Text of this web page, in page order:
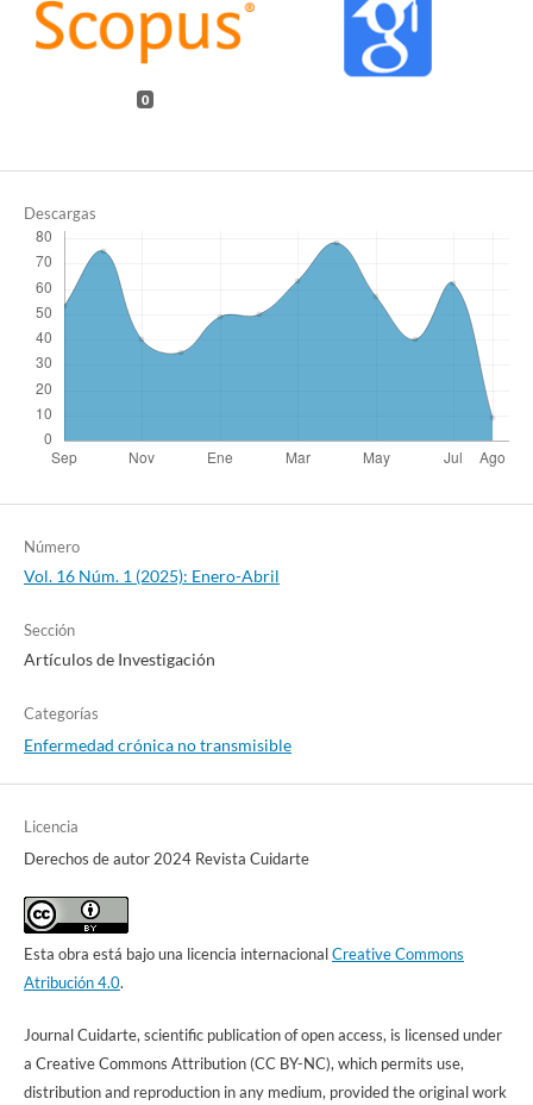
0
Descargas
Número
Vol. 16 Núm. 1 (2025): Enero-Abril
Sección
Artículos de Investigación
Categorías
Enfermedad crónica no transmisible
Licencia
Derechos de autor 2024 Revista Cuidarte
Esta obra está bajo una licencia internacionalCreative Commons
Atribución 4.0.
Journal Cuidarte, scientific publication of open access, is licensed under
a Creative Commons Attribution (CC BY-NC), which permits use,
distribution and reproduction in any medium, provided the original work